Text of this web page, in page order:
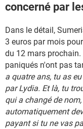
concerné par
Dans le détail,
3 euros par mois
du 12 mars
paniqués n'ont pas
a quatre ans, tu as
par Lydia. Et là, tu
qui a changé de
automatiquement
payant si tu ne vas